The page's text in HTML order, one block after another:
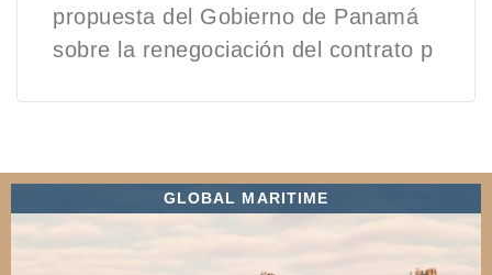
propuesta del Gobierno de Panamá
sobre la renegociación del contrato p
GLOBAL MARITIME